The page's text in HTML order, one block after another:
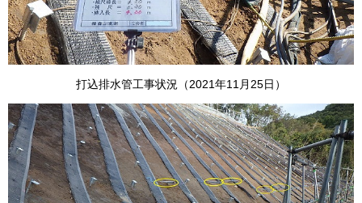
打込排水管工事状況（2021年11月25日）